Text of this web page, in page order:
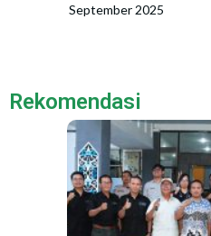
September 2025
Rekomendasi